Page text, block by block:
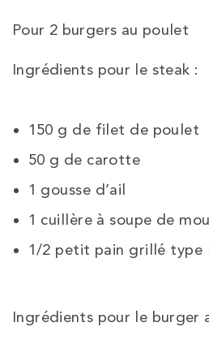
Pour 2 burgers au poulet
Ingrédients pour le steak :
150 g de filet de poulet
50 g de carotte
1 gousse d’ail
1 cuillère à soupe de
1/2 petit pain grillé type
Ingrédients pour le burger